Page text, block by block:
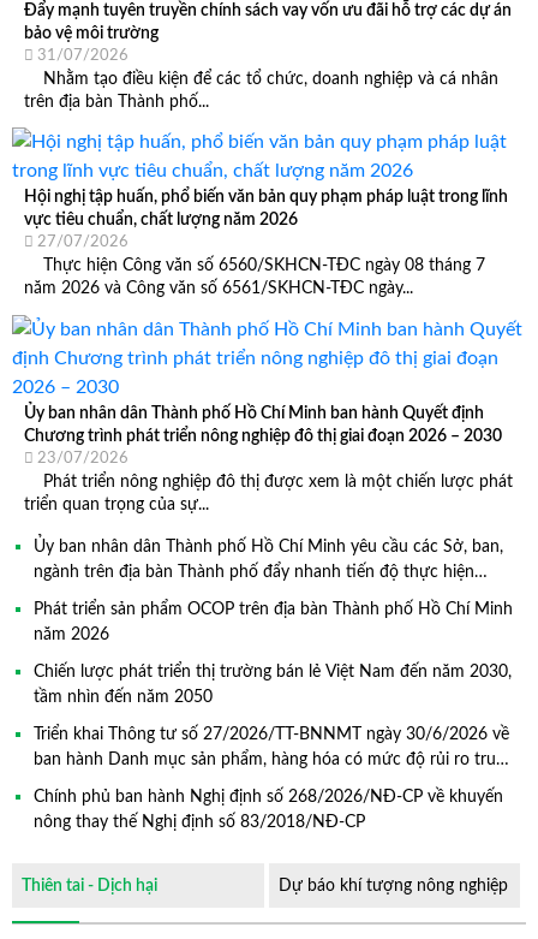
Đẩy mạnh tuyên truyền chính sách vay vốn ưu đãi hỗ trợ các dự án
bảo vệ môi trường
31/07/2026
Nhằm tạo điều kiện để các tổ chức, doanh nghiệp và cá nhân
trên địa bàn Thành phố...
Hội nghị tập huấn, phổ biến văn bản quy phạm pháp luật trong lĩnh
vực tiêu chuẩn, chất lượng năm 2026
27/07/2026
Thực hiện Công văn số 6560/SKHCN-TĐC ngày 08 tháng 7
năm 2026 và Công văn số 6561/SKHCN-TĐC ngày...
Ủy ban nhân dân Thành phố Hồ Chí Minh ban hành Quyết định
Chương trình phát triển nông nghiệp đô thị giai đoạn 2026 – 2030
23/07/2026
Phát triển nông nghiệp đô thị được xem là một chiến lược phát
triển quan trọng của sự...
Ủy ban nhân dân Thành phố Hồ Chí Minh yêu cầu các Sở, ban,
ngành trên địa bàn Thành phố đẩy nhanh tiến độ thực hiện
Chương trình mục tiêu quốc gia xây dựng nông thôn mới, giảm
nghèo bền vững và phát triển kinh tế – xã hội vùng đồng bào
Phát triển sản phẩm OCOP trên địa bàn Thành phố Hồ Chí Minh
năm 2026
Chiến lược phát triển thị trường bán lẻ Việt Nam đến năm 2030,
tầm nhìn đến năm 2050
Triển khai Thông tư số 27/2026/TT-BNNMT ngày 30/6/2026 về
ban hành Danh mục sản phẩm, hàng hóa có mức độ rủi ro trung
bình, mức độ rủi ro cao thuộc trách nhiệm quản lý của Bộ Nông
nghiệp và Môi trường
Chính phủ ban hành Nghị định số 268/2026/NĐ-CP về khuyến
nông thay thế Nghị định số 83/2018/NĐ-CP
Thiên tai - Dịch hại Dự báo khí tượng nông nghiệp